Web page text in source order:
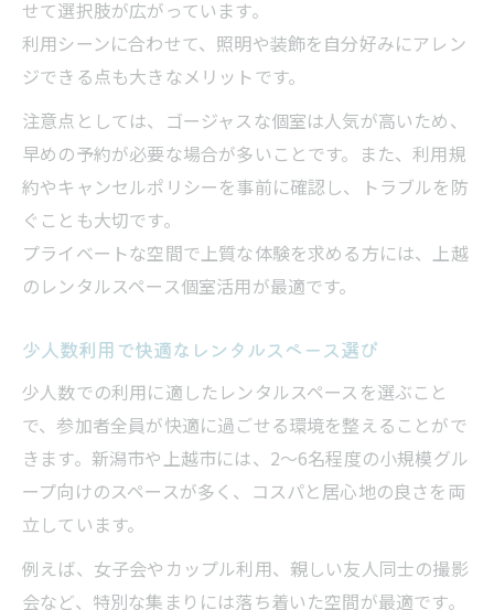
せて選択肢が広がっています。
利用シーンに合わせて、照明や装飾を自分好みにアレン
ジできる点も大きなメリットです。
注意点としては、ゴージャスな個室は人気が高いため、
早めの予約が必要な場合が多いことです。また、利用規
約やキャンセルポリシーを事前に確認し、トラブルを防
ぐことも大切です。
プライベートな空間で上質な体験を求める方には、上越
のレンタルスペース個室活用が最適です。
少人数利用で快適なレンタルスペース選び
少人数での利用に適したレンタルスペースを選ぶこと
で、参加者全員が快適に過ごせる環境を整えることがで
きます。新潟市や上越市には、2～6名程度の小規模グル
ープ向けのスペースが多く、コスパと居心地の良さを両
立しています。
例えば、女子会やカップル利用、親しい友人同士の撮影
会など、特別な集まりには落ち着いた空間が最適です。